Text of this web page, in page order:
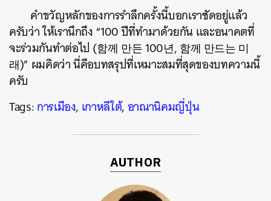
คำขวัญหลักของการรำลึกครั้งนี้บอกเราชัดอยู่แล้ว
ครับว่า ให้เรานึกถึง “100 ปีที่ทำมาด้วยกัน และอนาคตที่
จะร่วมกันทำต่อไป (함께 만든 100년, 함께 만드는 미
래)” ผมคิดว่า นี่คือบทสรุปที่เหมาะสมที่สุดของบทความนี้
ครับ
Tags:การเมือง, เกาหลีใต้,อาณานิคมญี่ปุ่น
AUTHOR